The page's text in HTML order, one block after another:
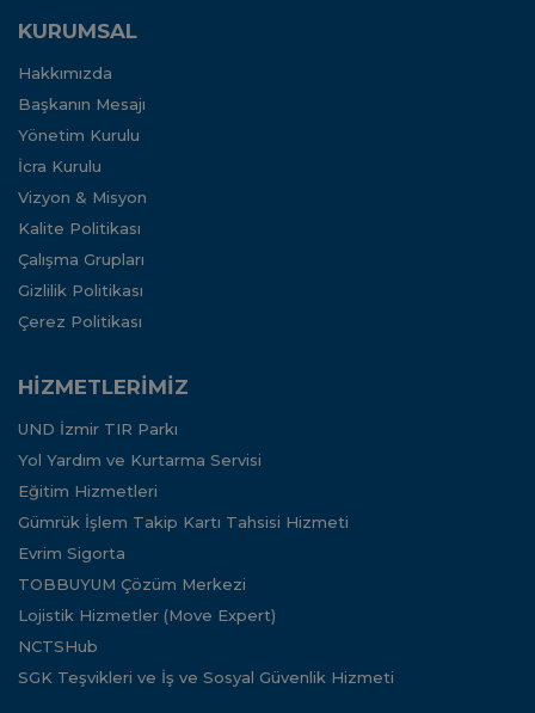
KURUMSAL
Hakkımızda
Başkanın Mesajı
Yönetim Kurulu
İcra Kurulu
Vizyon & Misyon
Kalite Politikası
Çalışma Grupları
Gizlilik Politikası
Çerez Politikası
HİZMETLERİMİZ
UND İzmir TIR Parkı
Yol Yardım ve Kurtarma Servisi
Eğitim Hizmetleri
Gümrük İşlem Takip Kartı Tahsisi Hizmeti
Evrim Sigorta
TOBBUYUM Çözüm Merkezi
Lojistik Hizmetler (Move Expert)
NCTSHub
SGK Teşvikleri ve İş ve Sosyal Güvenlik Hizmeti